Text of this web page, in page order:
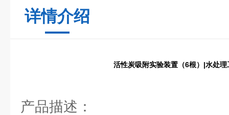
详情介绍
活性炭吸附实验装置（6根）|水处
产品描述：